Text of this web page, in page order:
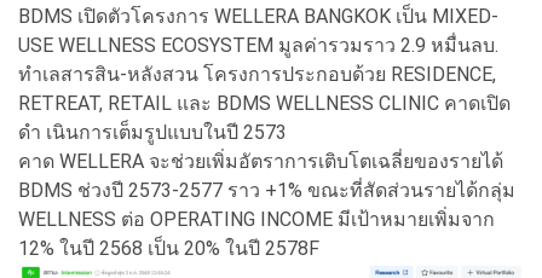
BDMS เปิดตัวโครงการ WELLERA BANGKOK เป็น MIXED-
USE WELLNESS ECOSYSTEM มูลค่ารวมราว 2.9 หมื่นลบ.
ทำเลสารสิน-หลังสวน โครงการประกอบด้วย RESIDENCE,
RETREAT, RETAIL และ BDMS WELLNESS CLINIC คาดเปิด
ดำ เนินการเต็มรูปแบบในปี 2573
คาด WELLERA จะช่วยเพิ่มอัตราการเติบโตเฉลี่ยของรายได้
BDMS ช่วงปี 2573-2577 ราว +1% ขณะที่สัดส่วนรายได้กลุ่ม
WELLNESS ต่อ OPERATING INCOME มีเป้าหมายเพิ่มจาก
12% ในปี 2568 เป็น 20% ในปี 2578F